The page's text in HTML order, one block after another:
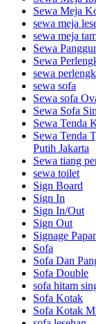
Sewa Meja
sewa meja
sewa meja
Sewa
Sewa
sewa
sewa sofa
Sewa sofa
Sewa Sofa
Sewa Tenda
Sewa Tenda
Putih Jakarta
Sewa tiang
sewa toilet
Sign Board
Sign In
Sign In/Out
Sign Out
Signage
Sofa
Sofa Dan
Sofa Double
sofa hitam
Sofa Kotak
Sofa Kotak